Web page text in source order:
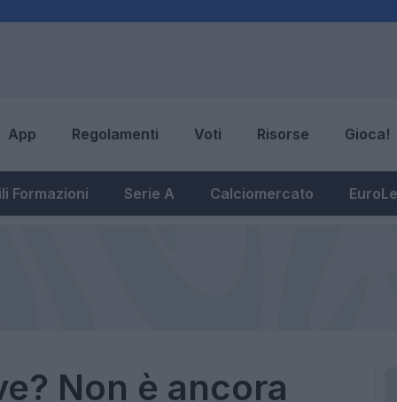
App Regolamenti Voti Risorse Gioca!
Formazioni Serie A Calciomercato
Non è ancora